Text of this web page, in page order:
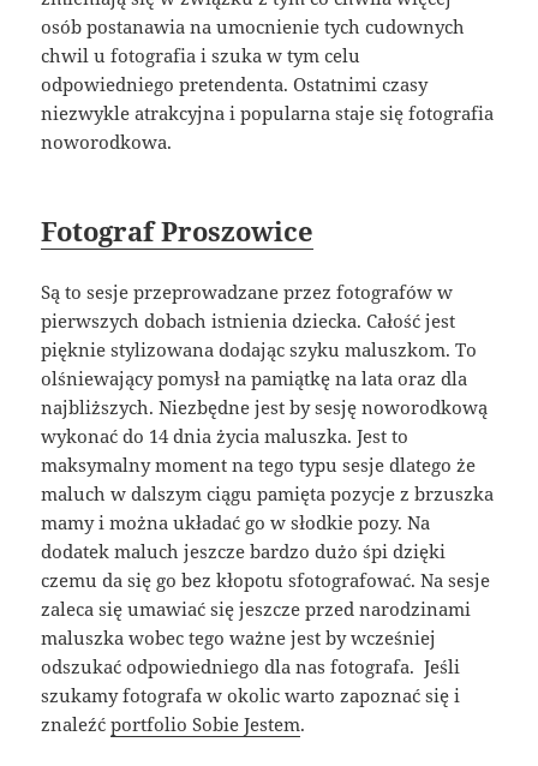
osób postanawia na umocnienie tych cudownych
chwil u fotografia i szuka w tym celu
odpowiedniego pretendenta. Ostatnimi czasy
niezwykle atrakcyjna i popularna staje się fotografia
noworodkowa.
Fotograf Proszowice
Są to sesje przeprowadzane przez fotografów w
pierwszych dobach istnienia dziecka. Całość jest
pięknie stylizowana dodając szyku maluszkom. To
olśniewający pomysł na pamiątkę na lata oraz dla
najbliższych. Niezbędne jest by sesję noworodkową
wykonać do 14 dnia życia maluszka. Jest to
maksymalny moment na tego typu sesje dlatego że
maluch w dalszym ciągu pamięta pozycje z brzuszka
mamy i można układać go w słodkie pozy. Na
dodatek maluch jeszcze bardzo dużo śpi dzięki
czemu da się go bez kłopotu sfotografować. Na sesje
zaleca się umawiać się jeszcze przed narodzinami
maluszka wobec tego ważne jest by wcześniej
odszukać odpowiedniego dla nas fotografa. Jeśli
szukamy fotografa w okolic warto zapoznać się i
znaleźćportfolio Sobie Jestem.